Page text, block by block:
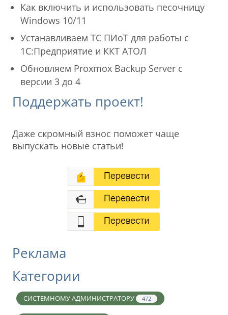
Как включить и использовать песочницу
Windows 10/11
Устанавливаем ТС ПИоТ для работы с
1С:Предприятие и ККТ АТОЛ
Обновляем Proxmox Backup Server с
версии 3 до 4
Поддержать проект!
Даже скромный взнос поможет чаще
выпускать новые статьи!
Реклама
Категории
СИСТЕМНОМУ АДМИНИСТРАТОРУ 472